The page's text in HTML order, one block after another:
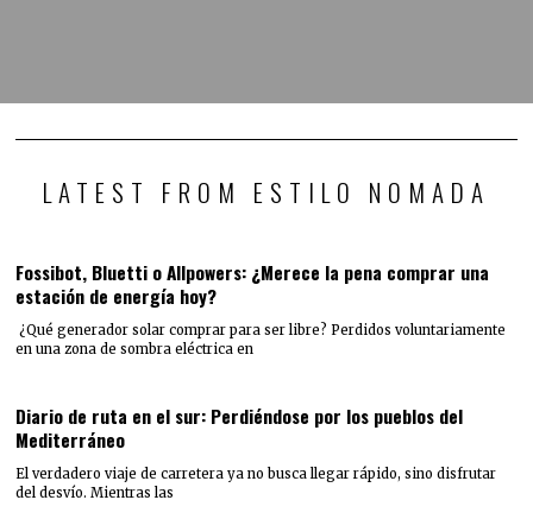
LATEST FROM ESTILO NOMADA
Fossibot, Bluetti o Allpowers: ¿Merece la pena comprar una
estación de energía hoy?
¿Qué generador solar comprar para ser libre? Perdidos voluntariamente
en una zona de sombra eléctrica en
Diario de ruta en el sur: Perdiéndose por los pueblos del
Mediterráneo
El verdadero viaje de carretera ya no busca llegar rápido, sino disfrutar
del desvío. Mientras las